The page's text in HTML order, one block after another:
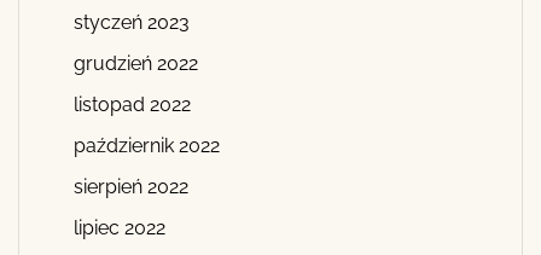
styczeń 2023
grudzień 2022
listopad 2022
październik 2022
sierpień 2022
lipiec 2022